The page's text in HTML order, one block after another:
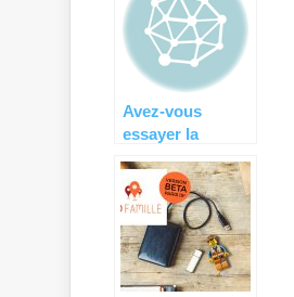
Avez-vous
essayer la
matériel de
puériculture ?